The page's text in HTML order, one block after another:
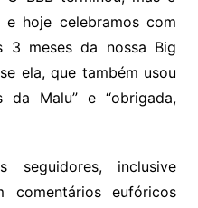
e hoje celebramos com
3 meses da nossa Big
ela, que também usou
da Malu” e “obrigada,
seguidores, inclusive
comentários eufóricos